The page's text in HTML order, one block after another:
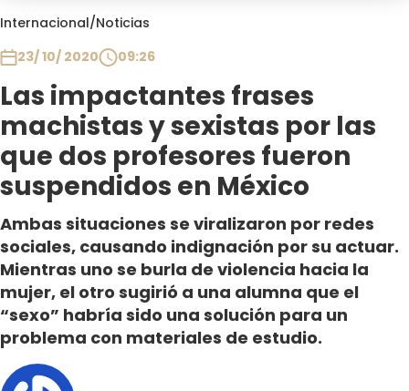
Internacional/Noticias
23/ 10/ 2020
09:26
Las impactantes frases
machistas y sexistas por las
que dos profesores fueron
suspendidos en México
Ambas situaciones se viralizaron por redes
sociales, causando indignación por su actuar.
Mientras uno se burla de violencia hacia la
mujer, el otro sugirió a una alumna que el
“sexo” habría sido una solución para un
problema con materiales de estudio.
Club De La Comedia
Plan Perfecto
El Tiempo
Sabingo
Todos Los Programas